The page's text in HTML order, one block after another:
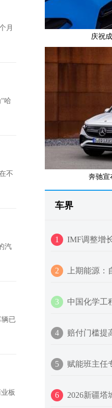
月
哈
不
汽
已
板
庆祝
奔驰宣
车界
1 IMF调整增
2 上期能源
3 中国化学工
4 赔付门槛提
5 赋能班主任
6 2026新疆塔